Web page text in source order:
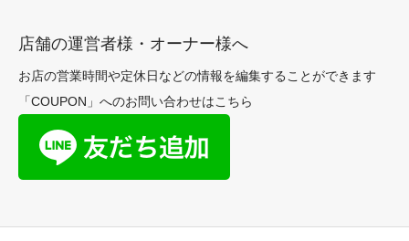
店舗の運営者様・オーナー様へ
お店の営業時間や定休日などの情報を編集することができます
「COUPON」へのお問い合わせはこちら